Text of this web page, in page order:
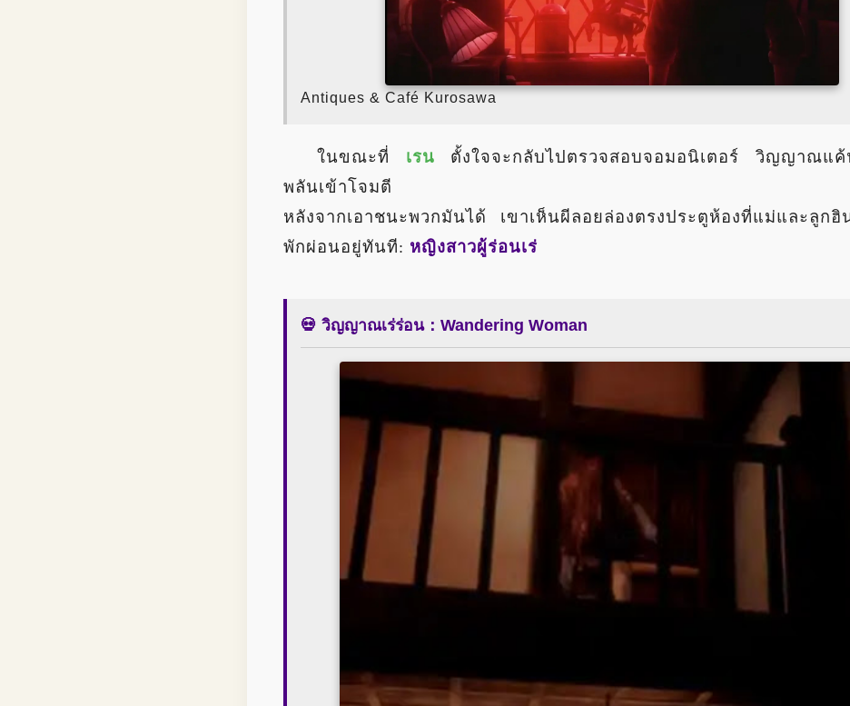
Antiques & Café Kurosawa
ในขณะที่ เรน ตั้งใจจะกลับไปตรวจสอบจอมอนิเตอร์ วิญญาณแค้
พลันเข้าโจมตี
หลังจากเอาชนะพวกมันได้ เขาเห็นผีลอยล่องตรงประตูห้องที่แม่และลูกฮิ
พักผ่อนอยู่ทันที: หญิงสาวผู้ร่อนเร่
💀 วิญญาณเร่ร่อน：Wandering Woman